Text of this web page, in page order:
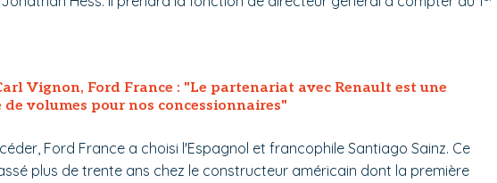
Vignon, Ford France : "Le partenariat avec Renault est une
volumes pour nos concessionnaires"
Ford France a choisi l'Espagnol et francophile Santiago Sainz. Ce
plus de trente ans chez le constructeur américain dont la première